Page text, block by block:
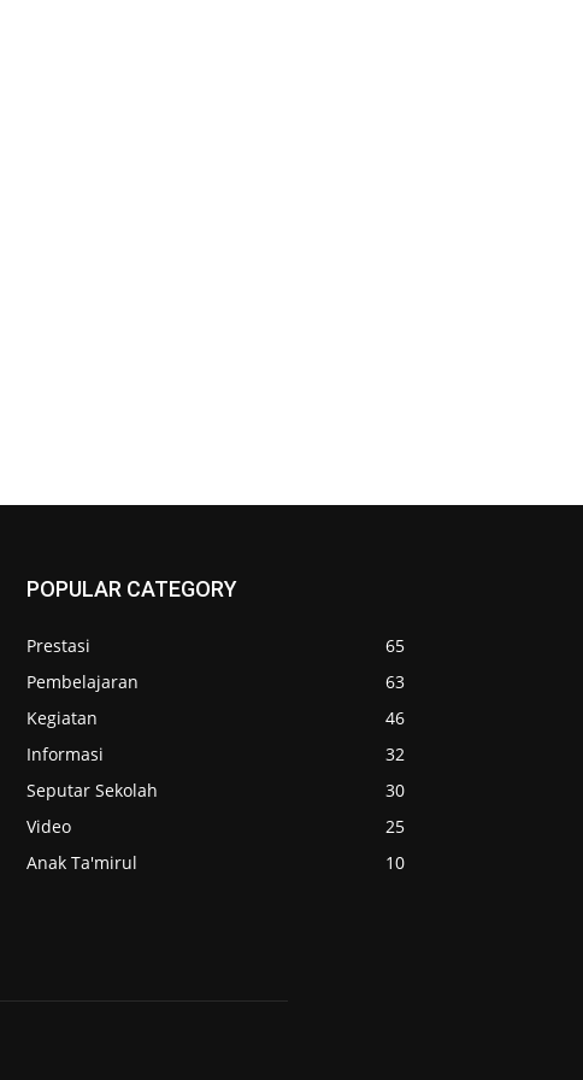
POPULAR CATEGORY
Prestasi
65
Pembelajaran
63
Kegiatan
46
Informasi
32
Seputar Sekolah
30
Video
25
Anak Ta'mirul
10